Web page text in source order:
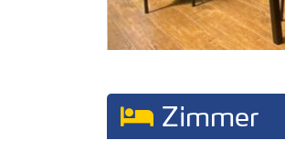
Zimmer